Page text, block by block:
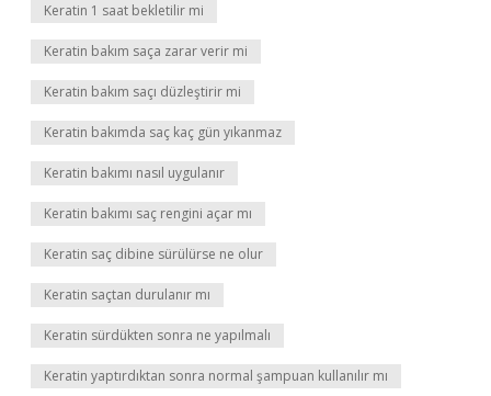
Keratin 1 saat bekletilir mi
Keratin bakım saça zarar verir mi
Keratin bakım saçı düzleştirir mi
Keratin bakımda saç kaç gün yıkanmaz
Keratin bakımı nasıl uygulanır
Keratin bakımı saç rengini açar mı
Keratin saç dibine sürülürse ne olur
Keratin saçtan durulanır mı
Keratin sürdükten sonra ne yapılmalı
Keratin yaptırdıktan sonra normal şampuan kullanılır mı